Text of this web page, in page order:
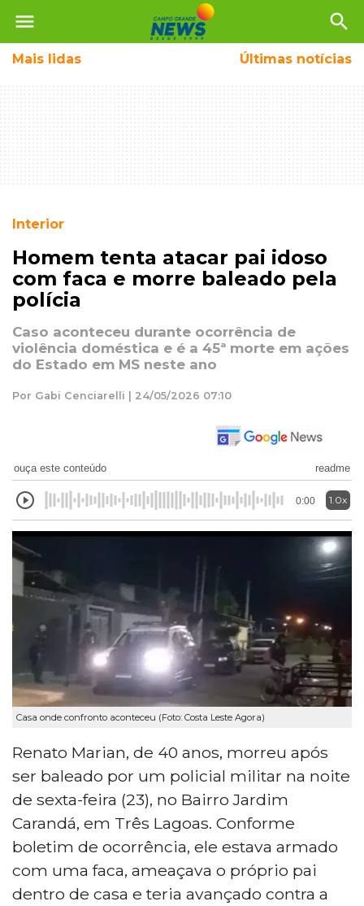
menu search
Mais lidas Últimas notícias
Interior
Homem tenta atacar pai idoso
com faca e morre baleado pela
polícia
Caso aconteceu durante ocorrência de
violência doméstica e é a 45ª morte em ações
do Estado em MS neste ano
Por Gabi Cenciarelli | 24/05/2026 07:10
ouça este conteúdo readme
0:00 1.0x
Casa onde confronto aconteceu (Foto: Costa Leste Agora)
Renato Marian, de 40 anos, morreu após
ser baleado por um policial militar na noite
de sexta-feira (23), no Bairro Jardim
Carandá, em Três Lagoas. Conforme
boletim de ocorrência, ele estava armado
com uma faca, ameaçava o próprio pai
dentro de casa e teria avançado contra a